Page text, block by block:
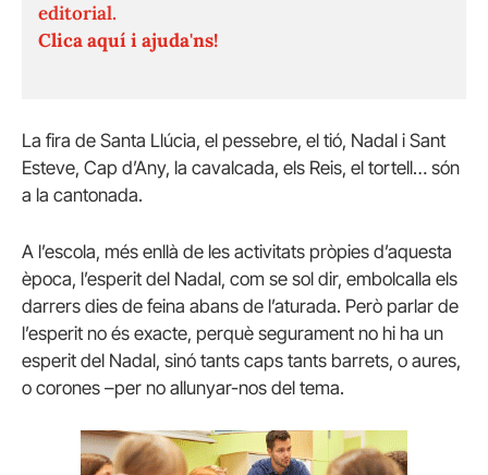
editorial.
Clica aquí i ajuda'ns!
La fira de Santa Llúcia, el pessebre, el tió, Nadal i Sant
Esteve, Cap d’Any, la cavalcada, els Reis, el tortell… són
a la cantonada.
A l’escola, més enllà de les activitats pròpies d’aquesta
època, l’esperit del Nadal, com se sol dir, embolcalla els
darrers dies de feina abans de l’aturada. Però parlar de
l’esperit no és exacte, perquè segurament no hi ha un
esperit del Nadal, sinó tants caps tants barrets, o aures,
o corones –per no allunyar-nos del tema.